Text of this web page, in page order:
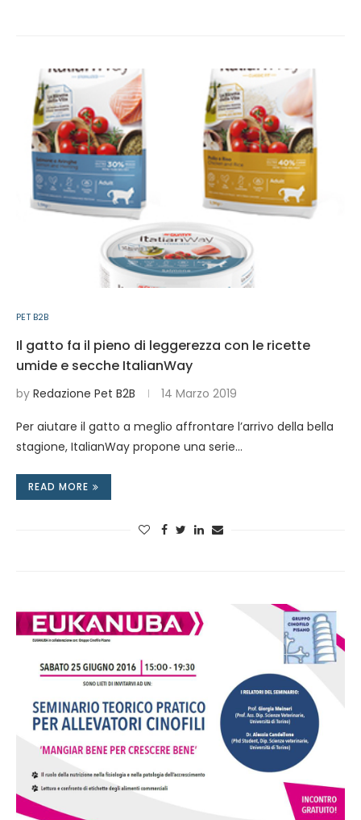
PET B2B
Il gatto fa il pieno di leggerezza con le ricette
umide e secche ItalianWay
by Redazione Pet B2B 14 Marzo 2019
Per aiutare il gatto a meglio affrontare l’arrivo della bella
stagione, ItalianWay propone una serie…
READ MORE